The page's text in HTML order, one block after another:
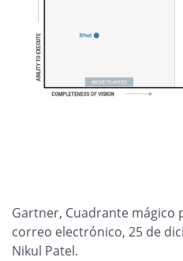
Gartner, Cuadrante mágico
correo electrónico, 25 de
Nikul Patel.